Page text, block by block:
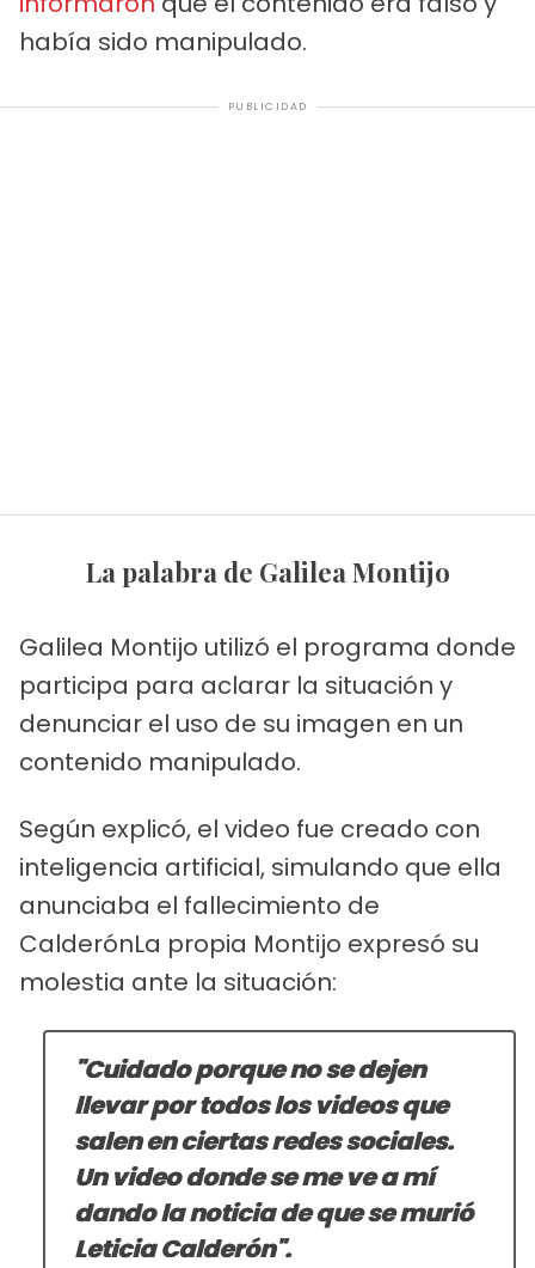
había sido manipulado.
PUBLICIDAD
La palabra de Galilea Montijo
Galilea Montijo utilizó el programa donde
participa para aclarar la situación y
denunciar el uso de su imagen en un
contenido manipulado.
Según explicó, el video fue creado con
inteligencia artificial, simulando que ella
anunciaba el fallecimiento de
CalderónLa propia Montijo expresó su
molestia ante la situación:
"Cuidado porque no se dejen
llevar por todos los videos que
salen en ciertas redes sociales.
Un video donde se me ve a mí
dando la noticia de que se murió
Leticia Calderón".